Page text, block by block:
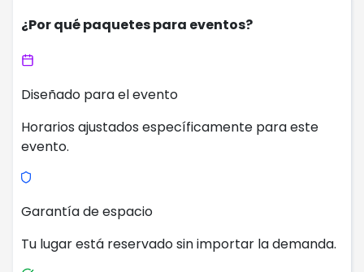
¿Por qué paquetes para eventos?
Diseñado para el evento
Horarios ajustados específicamente para este
evento.
Garantía de espacio
Tu lugar está reservado sin importar la demanda.